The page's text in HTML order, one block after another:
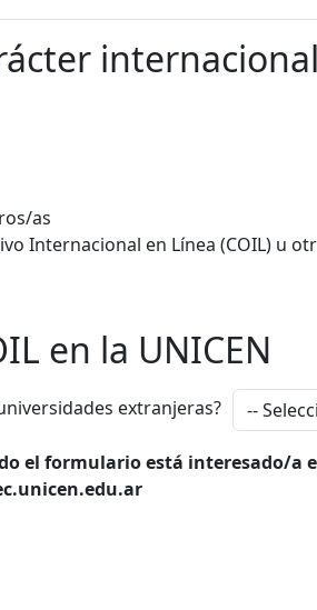
internacional
as
Internacional en Línea (COIL) u
en la UNICEN
extranjeras?
el formulario está interesado/